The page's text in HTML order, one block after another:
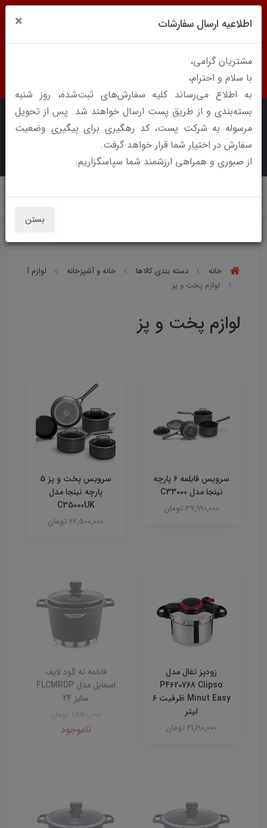
اطلاعیه ارسال سفارشات ×
مشتریان گرامی،
با سلام و احترام،
به اطلاع می‌رساند کلیه سفارش‌های ثبت‌شده، روز شنبه
بسته‌بندی و از طریق پست ارسال خواهند شد. پس از تحویل
مرسوله به شرکت پست، کد رهگیری برای پیگیری وضعیت
سفارش در اختیار شما قرار خواهد گرفت.
از صبوری و همراهی ارزشمند شما سپاسگزاریم.
بستن
کلیه سفارشات یک روز پس از ثبت سفارش از طریق
،قسمت سفارشات ، اطلاعات ارسال )قابل مشاهده می
اکولیان
09013519479
خانه دسته بندی کالاها خانه و آشپزخانه
لوازم آشپزخانه
لوازم پخت و پز
لوازم پخت و پز
سرویس قابلمه 6 پارچه
نینجا مدل C33000
37,990,000 تومان
سرویس پخت و پز 5
پارچه نینجا مدل
C35000UK
62,500,000 تومان
زودپز تفال مدل
P4620768 Clipso
Minut Easy ظرفیت 6
لیتر
21,190,000 تومان
قابلمه ته گود لایف
اسمایل مدل FLCMRDP
سایز 24
ناموجود